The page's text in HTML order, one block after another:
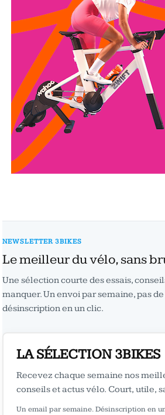
NEWSLETTER 3BIKES
Le meilleur du vélo, sans
Une sélection courte des essais,
manquer. Un envoi par semaine, pas
désinscription en un clic.
LA SÉLECTION 3BIKES
Recevez chaque semaine nos
conseils et actus vélo. Court, utile,
Un email par semaine. Désinscription en